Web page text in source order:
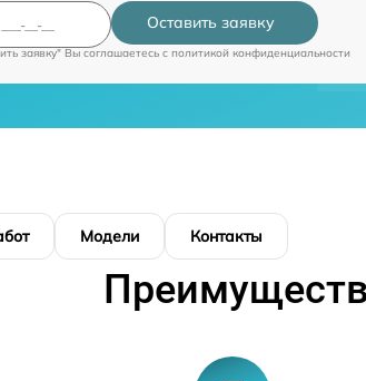
Оставить заявку
заявку" Вы соглашаетесь c политикой конфиденциальности
Модели Контакты